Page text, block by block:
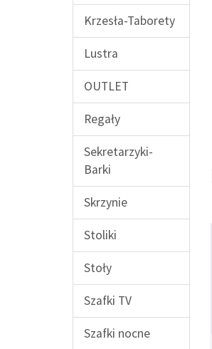
Krzesła-Taborety
Lustra
OUTLET
Regały
Sekretarzyki-
Barki
Skrzynie
Stoliki
Stoły
Szafki TV
Szafki nocne
Regał
FAR0900